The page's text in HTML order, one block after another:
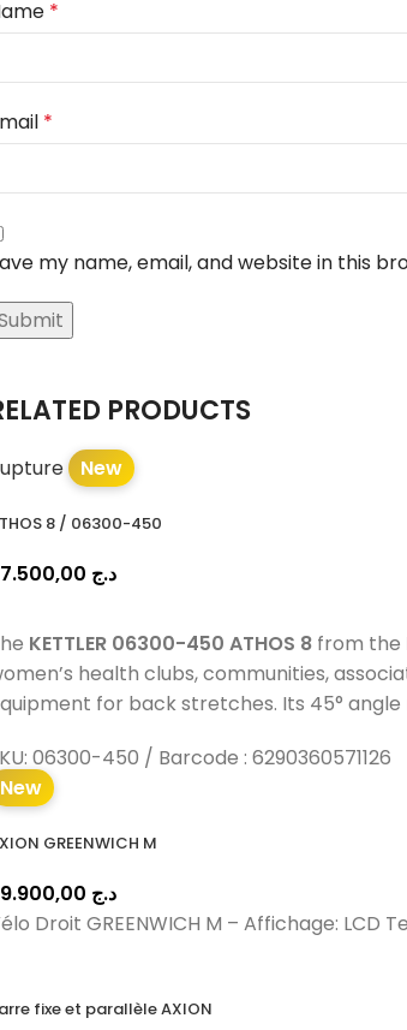
*
*
my name, email, and website in this
PRODUCTS
New
8 / 06300-450
د.ج
KETTLER 06300-450 ATHOS 8 from the
health clubs, communities,
for back stretches. Its 45°
06300-450 / Barcode : 6290360571126
New
GREENWICH M
د.ج
Droit GREENWICH M – Affichage: LCD
fixe et parallèle AXION